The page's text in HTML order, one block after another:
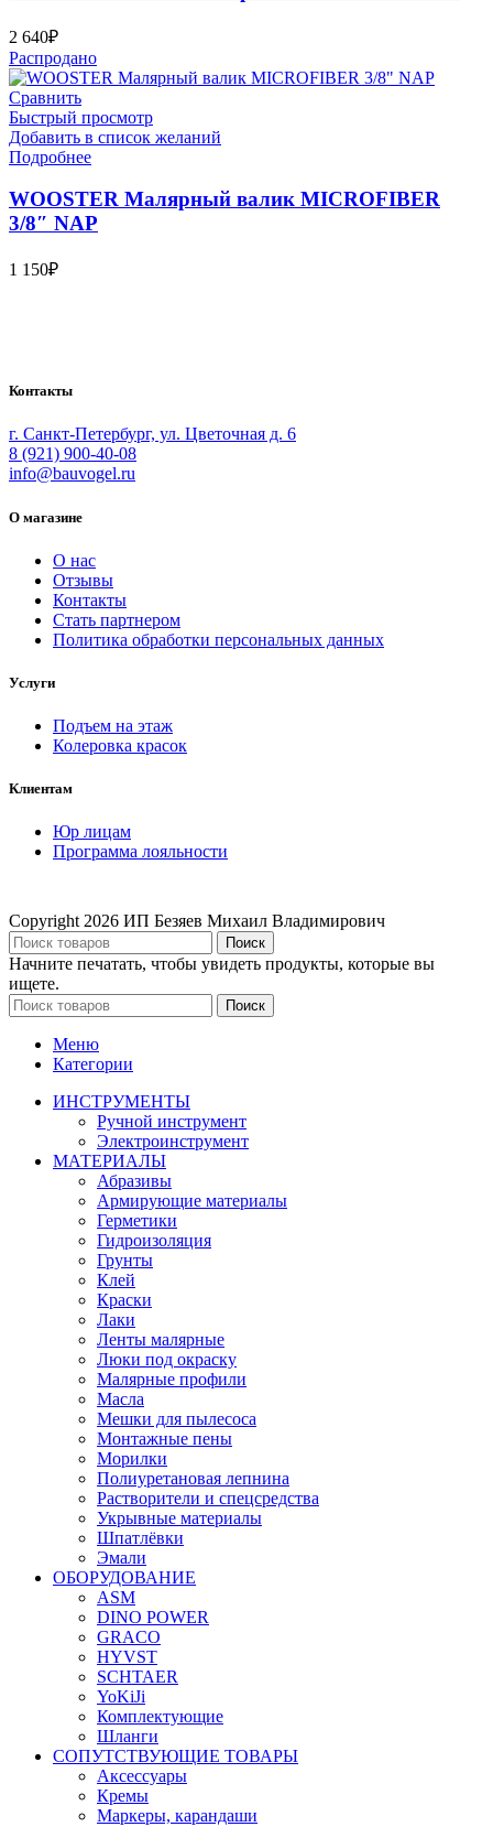
2 640₽
Распродано
Сравнить
Быстрый просмотр
Добавить в список желаний
Подробнее
WOOSTER Малярный валик MICROFIBER
3/8″ NAP
1 150₽
Контакты
г. Санкт-Петербург, ул. Цветочная д. 6
8 (921) 900-40-08
info@bauvogel.ru
О магазине
О нас
Отзывы
Контакты
Стать партнером
Политика обработки персональных данных
Услуги
Подъем на этаж
Колеровка красок
Клиентам
Юр лицам
Программа лояльности
Copyright 2026 ИП Безяев Михаил Владимирович
Поиск
Начните печатать, чтобы увидеть продукты, которые вы
ищете.
Поиск
Меню
Категории
ИНСТРУМЕНТЫ
Ручной инструмент
Электроинструмент
МАТЕРИАЛЫ
Абразивы
Армирующие материалы
Герметики
Гидроизоляция
Грунты
Клей
Краски
Лаки
Ленты малярные
Люки под окраску
Малярные профили
Масла
Мешки для пылесоса
Монтажные пены
Морилки
Полиуретановая лепнина
Растворители и спецсредства
Укрывные материалы
Шпатлёвки
Эмали
ОБОРУДОВАНИЕ
ASM
DINO POWER
GRACO
HYVST
SCHTAER
YoKiJi
Комплектующие
Шланги
СОПУТСТВУЮЩИЕ ТОВАРЫ
Аксессуары
Кремы
Маркеры, карандаши